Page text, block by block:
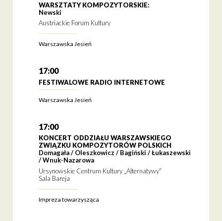
WARSZTATY KOMPOZYTORSKIE:
Newski
Austriackie Forum Kultury
Warszawska Jesień
17:00
FESTIWALOWE RADIO INTERNETOWE
Warszawska Jesień
17:00
KONCERT ODDZIAŁU WARSZAWSKIEGO
ZWIĄZKU KOMPOZYTORÓW POLSKICH
Domagała / Oleszkowicz / Bagiński / Łukaszewski
/ Wnuk-Nazarowa
Ursynowskie Centrum Kultury „Alternatywy”
Sala Bareja
Impreza towarzysząca